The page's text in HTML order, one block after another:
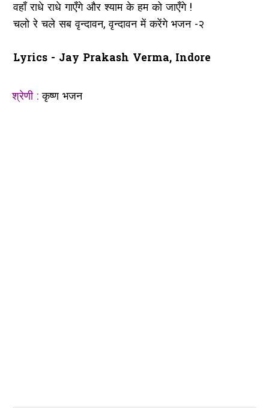
वहाँ राधे राधे गाएँगे और श्याम के हम को जाएँगे !
चलो रे चले सब वृन्दावन, वृन्दावन में करेंगे भजन -२
Lyrics - Jay Prakash Verma, Indore
श्रेणी :कृष्ण भजन